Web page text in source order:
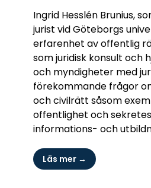
Ingrid Hesslén Brunius,
jurist vid Göteborgs
erfarenhet av offentlig
som juridisk konsult och
och myndigheter med
förekommande frågor
och civilrätt såsom
offentlighet och
informations- och
Läs mer →